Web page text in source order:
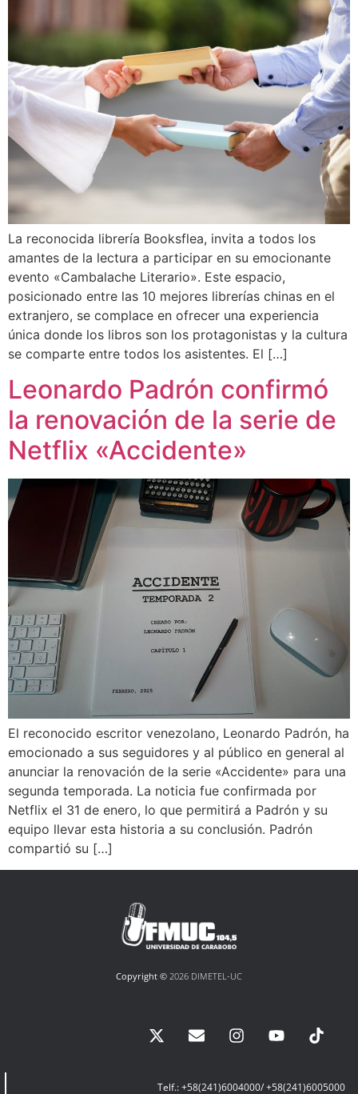
La reconocida librería Booksflea, invita a todos los
amantes de la lectura a participar en su emocionante
evento «Cambalache Literario». Este espacio,
posicionado entre las 10 mejores librerías chinas en el
extranjero, se complace en ofrecer una experiencia
única donde los libros son los protagonistas y la cultura
se comparte entre todos los asistentes. El […]
Leonardo Padrón confirmó
la renovación de la serie de
Netflix «Accidente»
El reconocido escritor venezolano, Leonardo Padrón, ha
emocionado a sus seguidores y al público en general al
anunciar la renovación de la serie «Accidente» para una
segunda temporada. La noticia fue confirmada por
Netflix el 31 de enero, lo que permitirá a Padrón y su
equipo llevar esta historia a su conclusión. Padrón
compartió su […]
Copyright © 2026 DIMETEL-UC
Telf.: +58(241)6004000/ +58(241)6005000